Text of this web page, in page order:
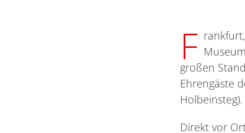
F
großen
Ehrengäste
Holbeinsteg).
Direkt vor